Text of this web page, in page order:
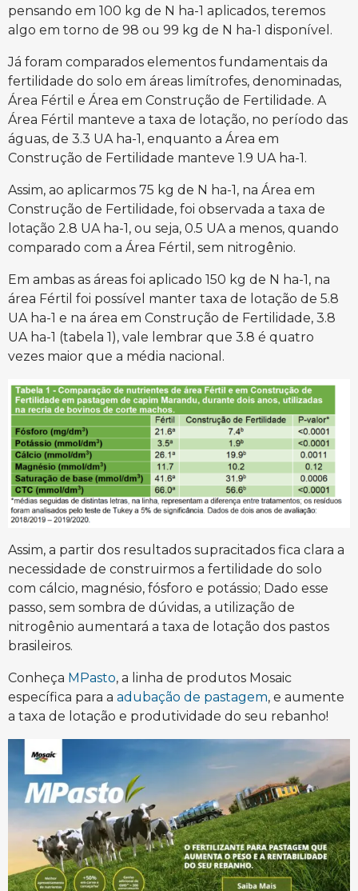
pensando em 100 kg de N ha-1 aplicados, teremos
algo em torno de 98 ou 99 kg de N ha-1 disponível.
Já foram comparados elementos fundamentais da
fertilidade do solo em áreas limítrofes, denominadas,
Área Fértil e Área em Construção de Fertilidade. A
Área Fértil manteve a taxa de lotação, no período das
águas, de 3.3 UA ha-1, enquanto a Área em
Construção de Fertilidade manteve 1.9 UA ha-1.
Assim, ao aplicarmos 75 kg de N ha-1, na Área em
Construção de Fertilidade, foi observada a taxa de
lotação 2.8 UA ha-1, ou seja, 0.5 UA a menos, quando
comparado com a Área Fértil, sem nitrogênio.
Em ambas as áreas foi aplicado 150 kg de N ha-1, na
área Fértil foi possível manter taxa de lotação de 5.8
UA ha-1 e na área em Construção de Fertilidade, 3.8
UA ha-1 (tabela 1), vale lembrar que 3.8 é quatro
vezes maior que a média nacional.
Assim, a partir dos resultados supracitados fica clara a
necessidade de construirmos a fertilidade do solo
com cálcio, magnésio, fósforo e potássio; Dado esse
passo, sem sombra de dúvidas, a utilização de
nitrogênio aumentará a taxa de lotação dos pastos
brasileiros.
Conheça MPasto, a linha de produtos Mosaic
específica para a adubação de pastagem, e aumente
a taxa de lotação e produtividade do seu rebanho!